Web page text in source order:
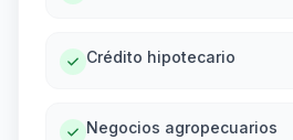
Crédito hipotecario
Negocios agropecuarios